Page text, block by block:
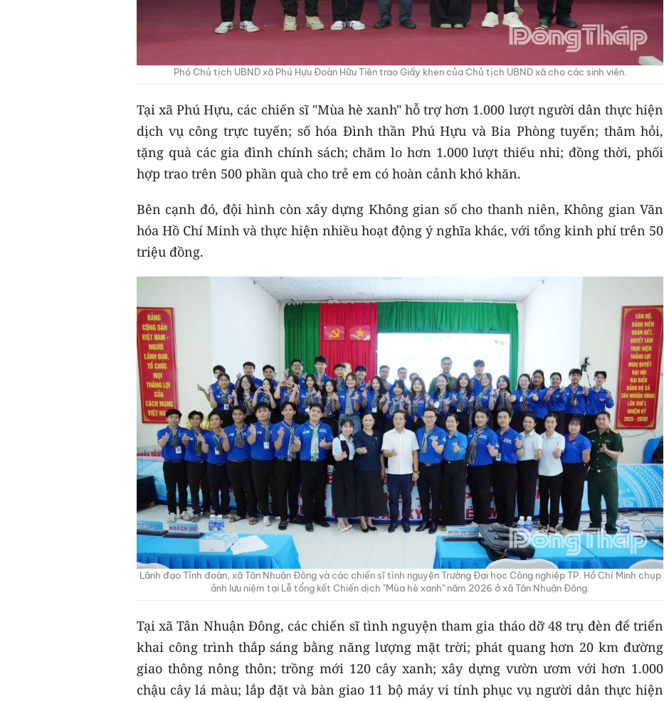
Phó Chủ tịch UBND xã Phú Hựu Đoàn Hữu Tiên trao Giấy khen của Chủ tịch UBND xã cho các sinh viên.
Tại xã Phú Hựu, các chiến sĩ "Mùa hè xanh" hỗ trợ hơn 1.000 lượt người dân thực hiện
dịch vụ công trực tuyến; số hóa Đình thần Phú Hựu và Bia Phòng tuyến; thăm hỏi,
tặng quà các gia đình chính sách; chăm lo hơn 1.000 lượt thiếu nhi; đồng thời, phối
hợp trao trên 500 phần quà cho trẻ em có hoàn cảnh khó khăn.
Bên cạnh đó, đội hình còn xây dựng Không gian số cho thanh niên, Không gian Văn
hóa Hồ Chí Minh và thực hiện nhiều hoạt động ý nghĩa khác, với tổng kinh phí trên 50
triệu đồng.
Lãnh đạo Tỉnh đoàn, xã Tân Nhuận Đông và các chiến sĩ tình nguyện Trường Đại học Công nghiệp TP. Hồ Chí Minh chụp
ảnh lưu niệm tại Lễ tổng kết Chiến dịch "Mùa hè xanh" năm 2026 ở xã Tân Nhuận Đông.
Tại xã Tân Nhuận Đông, các chiến sĩ tình nguyện tham gia tháo dỡ 48 trụ đèn để triển
khai công trình thắp sáng bằng năng lượng mặt trời; phát quang hơn 20 km đường
giao thông nông thôn; trồng mới 120 cây xanh; xây dựng vườn ươm với hơn 1.000
chậu cây lá màu; lắp đặt và bàn giao 11 bộ máy vi tính phục vụ người dân thực hiện